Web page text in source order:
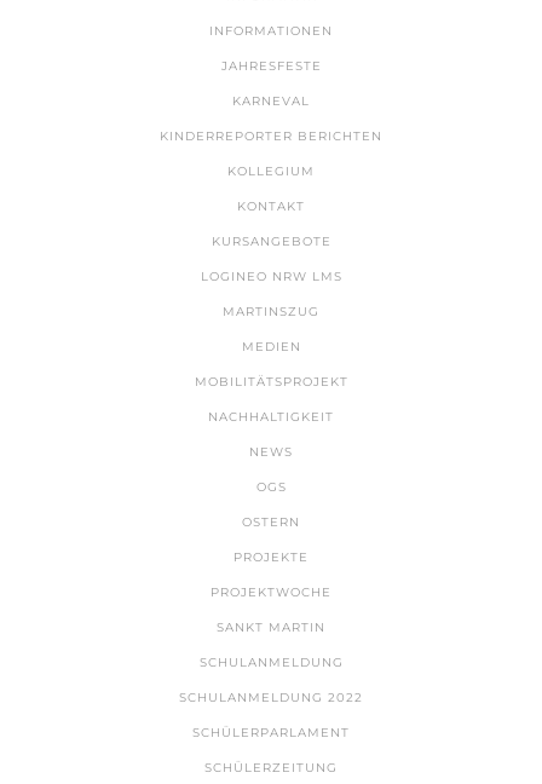
INFORMATIONEN
JAHRESFESTE
KARNEVAL
KINDERREPORTER BERICHTEN
KOLLEGIUM
KONTAKT
KURSANGEBOTE
LOGINEO NRW LMS
MARTINSZUG
MEDIEN
MOBILITÄTSPROJEKT
NACHHALTIGKEIT
NEWS
OGS
OSTERN
PROJEKTE
PROJEKTWOCHE
SANKT MARTIN
SCHULANMELDUNG
SCHULANMELDUNG 2022
SCHÜLERPARLAMENT
SCHÜLERZEITUNG